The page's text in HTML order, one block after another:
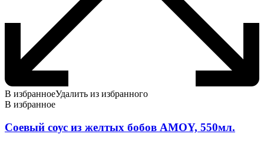
В избранноеУдалить из избранного
В избранное
Соевый соус из желтых бобов AMOY, 550мл.